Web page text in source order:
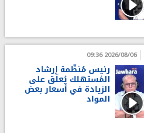
2026/08/06 09:36
رئيس مُنظّمة إرشاد
المُستهلك يُعلّق على
الزيادة في أسعار بعض
المواد